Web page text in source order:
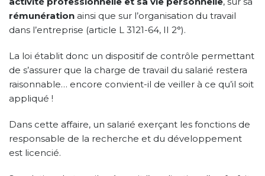
rémunération ainsi que sur l’organisation du travail
dans l’entreprise (article L 3121-64, II 2°).
La loi établit donc un dispositif de contrôle permettant
de s’assurer que la charge de travail du salarié restera
raisonnable… encore convient-il de veiller à ce qu’il soit
appliqué !
Dans cette affaire, un salarié exerçant les fonctions de
responsable de la recherche et du développement
est licencié.